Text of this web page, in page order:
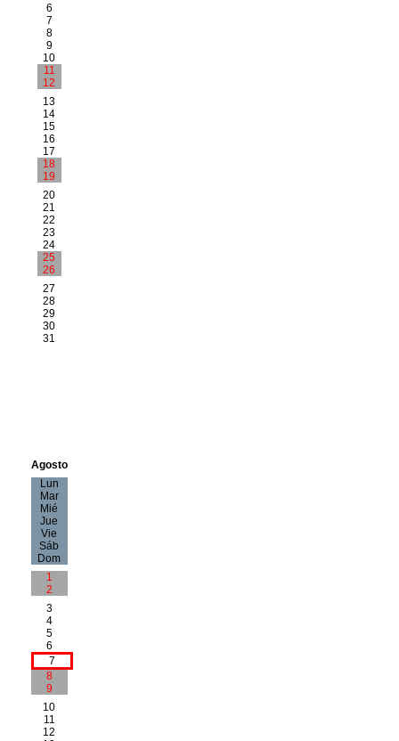
6
7
8
9
10
11
12
13
14
15
16
17
18
19
20
21
22
23
24
25
26
27
28
29
30
31
Agosto
Lun
Mar
Mié
Jue
Vie
Sáb
Dom
1
2
3
4
5
6
7
8
9
10
11
12